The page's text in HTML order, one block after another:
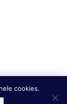
cookies.